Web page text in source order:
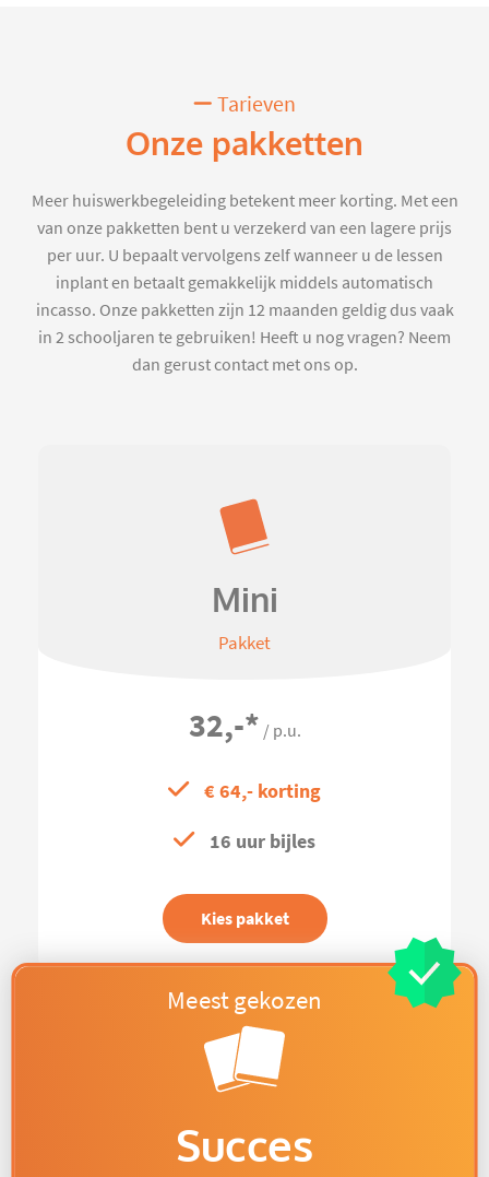
Tarieven
Onze pakketten
Meer huiswerkbegeleiding betekent meer korting. Met een
van onze pakketten bent u verzekerd van een lagere prijs
per uur. U bepaalt vervolgens zelf wanneer u de lessen
inplant en betaalt gemakkelijk middels automatisch
incasso. Onze pakketten zijn 12 maanden geldig dus vaak
in 2 schooljaren te gebruiken! Heeft u nog vragen? Neem
dan gerust contact met ons op.
Mini
Pakket
32,-* / p.u.
€ 64,- korting
16 uur bijles
Kies pakket
Succes